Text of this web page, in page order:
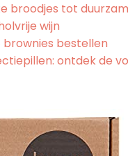
broodjes tot
wijn
bestellen
ontdek de